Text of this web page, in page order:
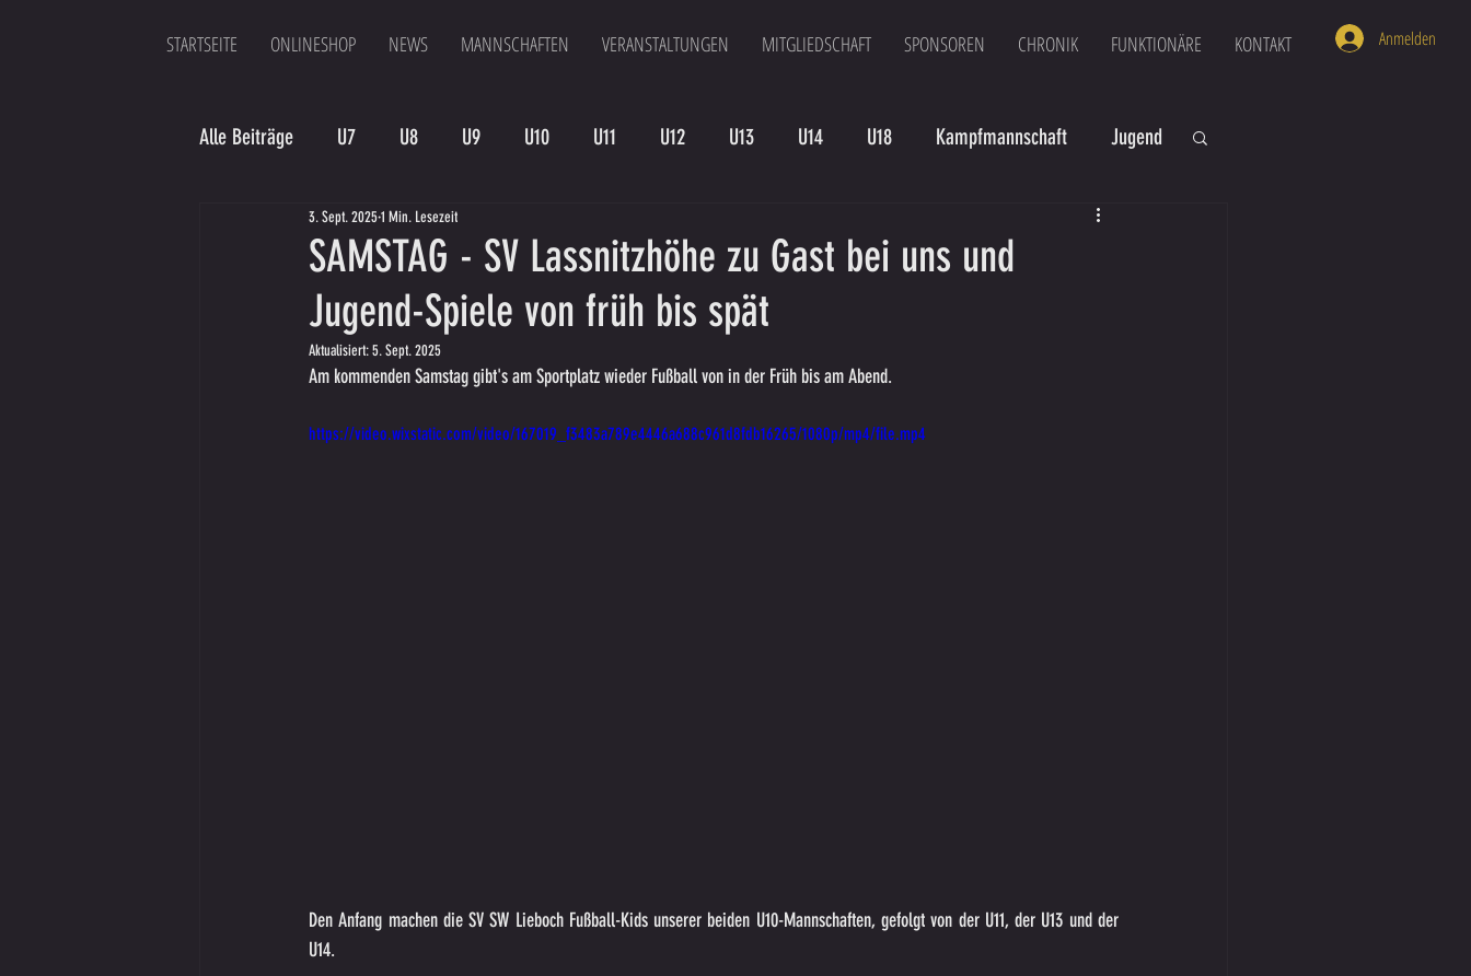
STARTSEITE ONLINESHOP NEWS MANNSCHAFTEN VERANSTALTUNGEN MITGLIEDSCHAFT SPONSOREN CHRONIK FUNKTIONÄRE KONTAKT Anmelden
Alle Beiträge U7 U8 U9 U10 U11 U12 U13 U14 U18 Kampfmannschaft Jugend
Spielergebnis Veranstaltungen
SAMSTAG - SV Lassnitzhöhe zu Gast bei uns und
Jugend-Spiele von früh bis spät
3. Sept. 20251 Min. Lesezeit
Aktualisiert:5. Sept. 2025
Am kommenden Samstag gibt's am Sportplatz wieder Fußball von in der Früh bis am Abend.
https://video.wixstatic.com/video/167019_f3483a789e4446a688c961d8fdb16265/1080p/mp4/file.mp4
Den Anfang machen die SV SW Lieboch Fußball-Kids unserer beiden U10-Mannschaften, gefolgt von der U11, der U13 und der
U14.